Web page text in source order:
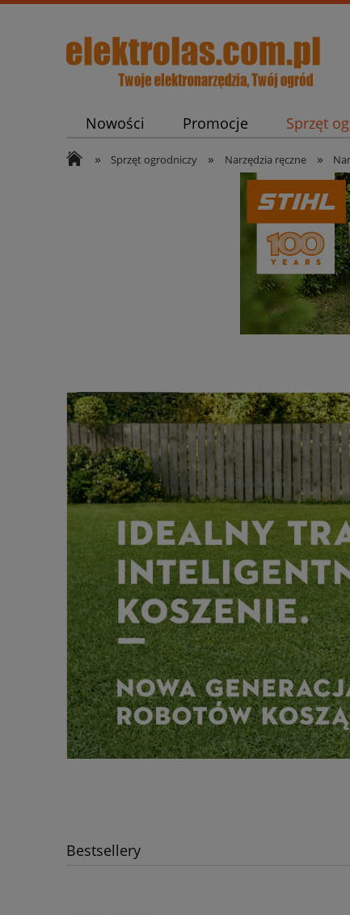
Nowości Promocje Sprzęt
Pneumatyka i Spawalnictwo
» Sprzęt ogrodniczy » Narzędzia ręczne »
Bestsellery